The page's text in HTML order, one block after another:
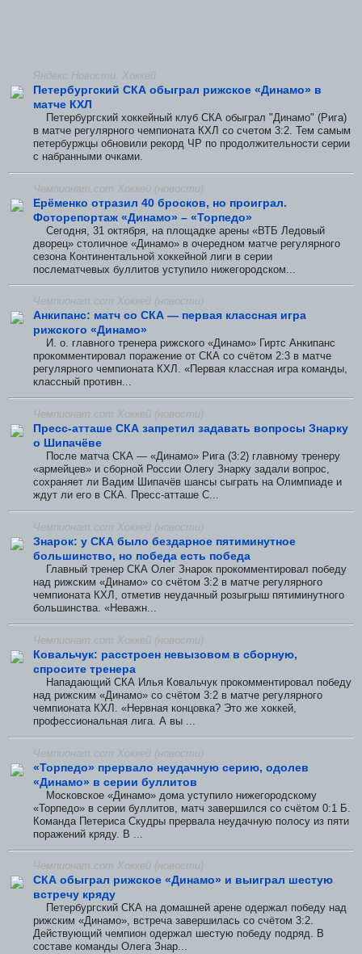
Яндекс.Новости: Хоккей
Петербургский СКА обыграл рижское «Динамо» в
матче КХЛ
Петербургский хоккейный клуб СКА обыграл "Динамо" (Рига)
в матче регулярного чемпионата КХЛ со счетом 3:2. Тем самым
петербуржцы обновили рекорд ЧР по продолжительности серии
с набранными очками.
Чемпионат.com Хоккей (новости)
Ерёменко отразил 40 бросков, но проиграл.
Фоторепортаж «Динамо» – «Торпедо»
Сегодня, 31 октября, на площадке арены «ВТБ Ледовый
дворец» столичное «Динамо» в очередном матче регулярного
сезона Континентальной хоккейной лиги в серии
послематчевых буллитов уступило нижегородском...
Чемпионат.com Хоккей (новости)
Анкипанс: матч со СКА — первая классная игра
рижского «Динамо»
И. о. главного тренера рижского «Динамо» Гиртс Анкипанс
прокомментировал поражение от СКА со счётом 2:3 в матче
регулярного чемпионата КХЛ. «Первая классная игра команды,
классный противн...
Чемпионат.com Хоккей (новости)
Пресс-атташе СКА запретил задавать вопросы Знарку
о Шипачёве
После матча СКА — «Динамо» Рига (3:2) главному тренеру
«армейцев» и сборной России Олегу Знарку задали вопрос,
сохраняет ли Вадим Шипачёв шансы сыграть на Олимпиаде и
ждут ли его в СКА. Пресс-атташе С...
Чемпионат.com Хоккей (новости)
Знарок: у СКА было бездарное пятиминутное
большинство, но победа есть победа
Главный тренер СКА Олег Знарок прокомментировал победу
над рижским «Динамо» со счётом 3:2 в матче регулярного
чемпионата КХЛ, отметив неудачный розыгрыш пятиминутного
большинства. «Неважн...
Чемпионат.com Хоккей (новости)
Ковальчук: расстроен невызовом в сборную,
спросите тренера
Нападающий СКА Илья Ковальчук прокомментировал победу
над рижским «Динамо» со счётом 3:2 в матче регулярного
чемпионата КХЛ. «Нервная концовка? Это же хоккей,
профессиональная лига. А вы ...
Чемпионат.com Хоккей (новости)
«Торпедо» прервало неудачную серию, одолев
«Динамо» в серии буллитов
Московское «Динамо» дома уступило нижегородскому
«Торпедо» в серии буллитов, матч завершился со счётом 0:1 Б.
Команда Петериса Скудры прервала неудачную полосу из пяти
поражений кряду. В ...
Чемпионат.com Хоккей (новости)
СКА обыграл рижское «Динамо» и выиграл шестую
встречу кряду
Петербургский СКА на домашней арене одержал победу над
рижским «Динамо», встреча завершилась со счётом 3:2.
Действующий чемпион одержал шестую победу подряд. В
составе команды Олега Знар...